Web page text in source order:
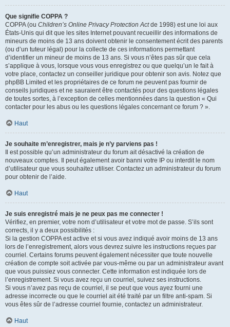
Que signifie COPPA ?
COPPA (ou Children’s Online Privacy Protection Actde 1998) est une loi aux
États-Unis qui dit que les sites Internet pouvant recueillir des informations de
mineurs de moins de 13 ans doivent obtenir le consentement écrit des parents
(ou d’un tuteur légal) pour la collecte de ces informations permettant
d’identifier un mineur de moins de 13 ans. Si vous n’êtes pas sûr que cela
s’applique à vous, lorsque vous vous enregistrez ou que quelqu’un le fait à
votre place, contactez un conseiller juridique pour obtenir son avis. Notez que
phpBB Limited et les propriétaires de ce forum ne peuvent pas fournir de
conseils juridiques et ne sauraient être contactés pour des questions légales
de toutes sortes, à l’exception de celles mentionnées dans la question « Qui
contacter pour les abus ou les questions légales concernant ce forum ? ».
Haut
Je souhaite m’enregistrer, mais je n’y parviens pas !
Il est possible qu’un administrateur du forum ait désactivé la création de
nouveaux comptes. Il peut également avoir banni votre IP ou interdit le nom
d’utilisateur que vous souhaitez utiliser. Contactez un administrateur du forum
pour obtenir de l’aide.
Haut
Je suis enregistré mais je ne peux pas me connecter !
Vérifiez, en premier, votre nom d’utilisateur et votre mot de passe. S’ils sont
corrects, il y a deux possibilités :
Si la gestion COPPA est active et si vous avez indiqué avoir moins de 13 ans
lors de l’enregistrement, alors vous devrez suivre les instructions reçues par
courriel. Certains forums peuvent également nécessiter que toute nouvelle
création de compte soit activée par vous-même ou par un administrateur avant
que vous puissiez vous connecter. Cette information est indiquée lors de
l’enregistrement. Si vous avez reçu un courriel, suivez ses instructions.
Si vous n’avez pas reçu de courriel, il se peut que vous ayez fourni une
adresse incorrecte ou que le courriel ait été traité par un filtre anti-spam. Si
vous êtes sûr de l’adresse courriel fournie, contactez un administrateur.
Haut